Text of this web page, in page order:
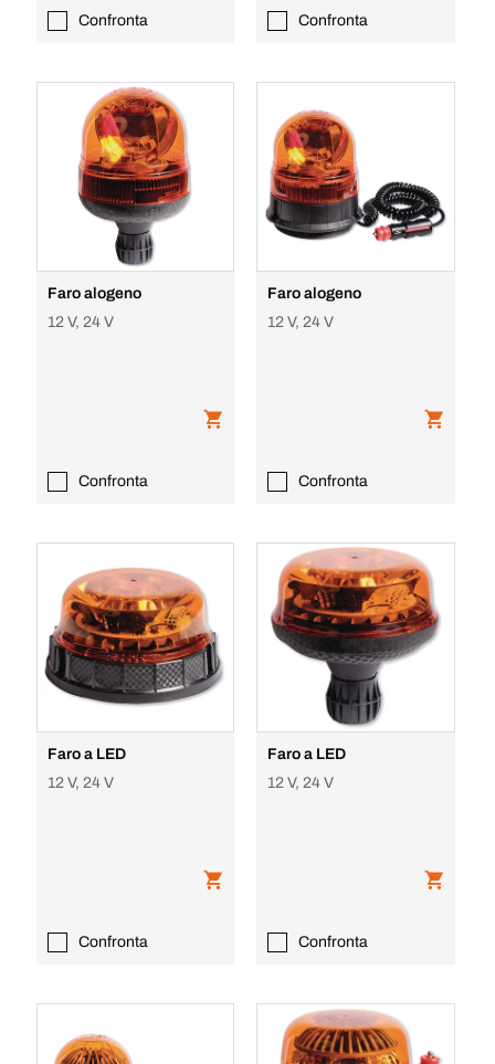
Confronta Confronta
Faro alogeno
12 V, 24 V
Confronta
Faro alogeno
12 V, 24 V
Confronta
Faro a LED
12 V, 24 V
Confronta
Faro a LED
12 V, 24 V
Confronta